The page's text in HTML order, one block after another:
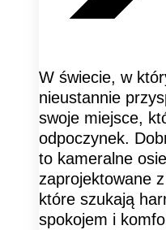
W świecie, w
nieustannie
swoje miejsce,
odpoczynek.
to kameralne
zaprojektowane
które szukają
spokojem i